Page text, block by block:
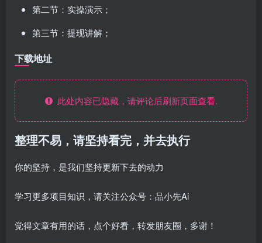
第二节：实操演示；
第三节：提现讲解；
下载地址
此处内容已隐藏，请评论后刷新页面查看.
整理不易，请坚持看完，并去执行
你的坚持，是我们坚持更新下去的动力
学习更多项目知识，请关注公众号：品小先Ai
觉得文章有用的话，点个好看，转发朋友圈，多谢！